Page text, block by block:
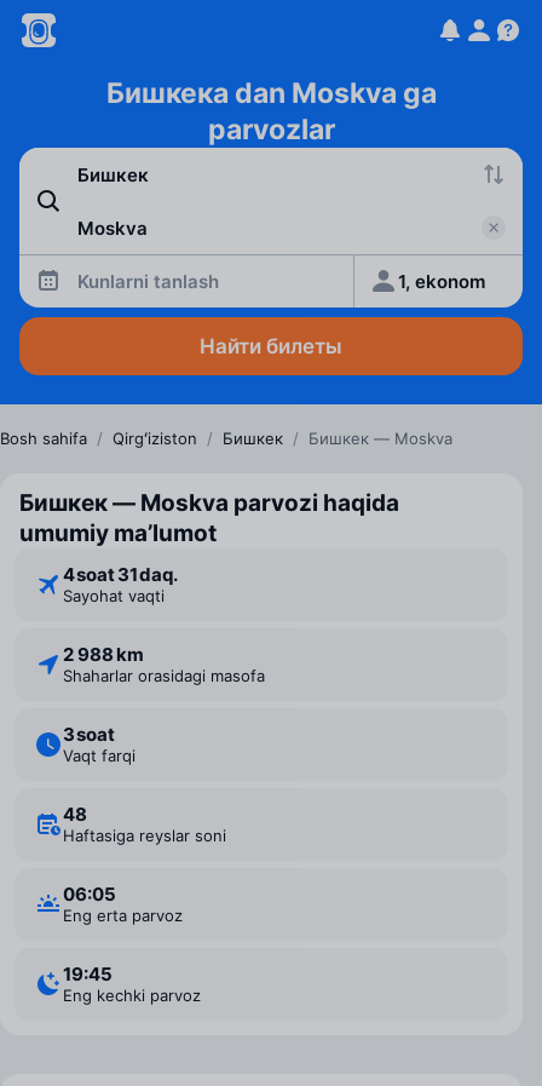
Бишкека dan Moskva ga
parvozlar
Kunlarni tanlash 1, ekonom
Найти билеты
Bosh sahifa / Qirgʻiziston / Бишкек / Бишкек — Moskva
Бишкек — Moskva parvozi haqida
umumiy ma’lumot
4 ⁠soat 31 ⁠daq.
Sayohat vaqti
2 988 km
Shaharlar orasidagi masofa
3 ⁠soat
Vaqt farqi
48
Haftasiga reyslar soni
06:05
Eng erta parvoz
19:45
Eng kechki parvoz